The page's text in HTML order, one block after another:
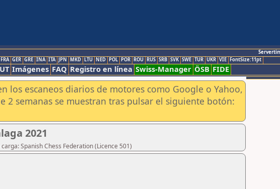
FRA GER GRE INA ITA JPN MKD LTU NED POL POR ROU RUS SRB SVK SWE TUR UKR VIE FontSize:11pt
Imágenes FAQ Registro en línea Swiss-Manager ÖSB FIDE
los escaneos diarios de motores como Google o Yahoo,
2 semanas se muestran tras pulsar el siguiente botón:
2021
Spanish Chess Federation (Licence 501)